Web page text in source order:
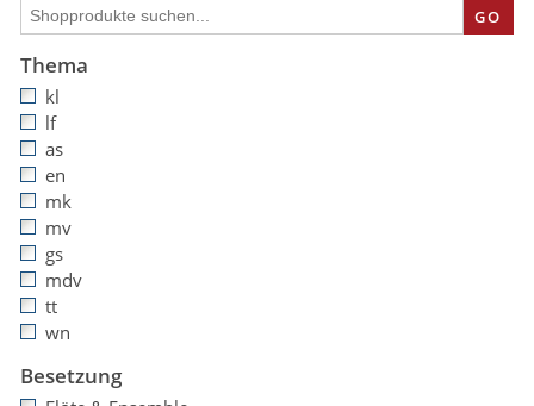
GO
Thema
kl
lf
as
en
mk
mv
gs
mdv
tt
wn
Besetzung